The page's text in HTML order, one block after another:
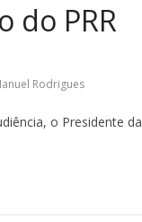
do PRR
Rodrigues
o Presidente da